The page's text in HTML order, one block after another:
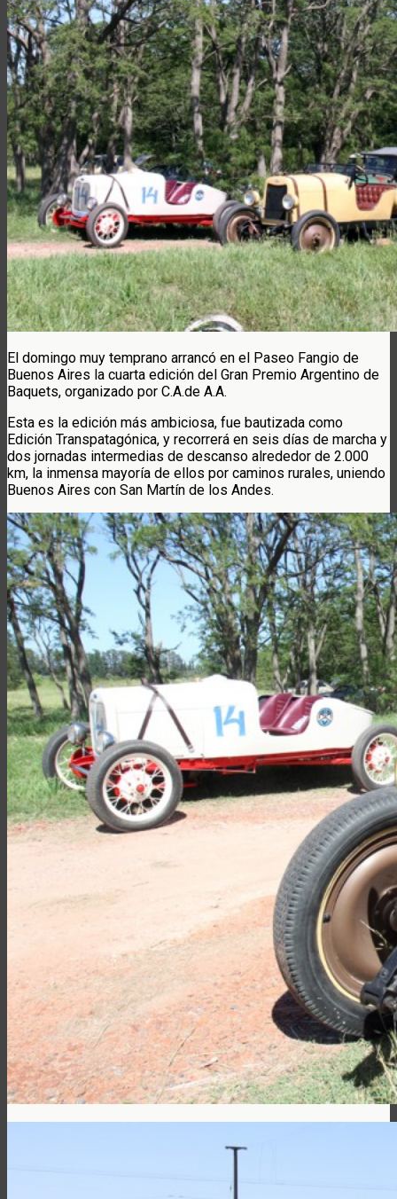
El domingo muy temprano arrancó en el Paseo Fangio de
Buenos Aires la cuarta edición del Gran Premio Argentino de
Baquets, organizado por C.A.de A.A.
Esta es la edición más ambiciosa, fue bautizada como
Edición Transpatagónica, y recorrerá en seis días de marcha y
dos jornadas intermedias de descanso alrededor de 2.000
km, la inmensa mayoría de ellos por caminos rurales, uniendo
Buenos Aires con San Martín de los Andes.